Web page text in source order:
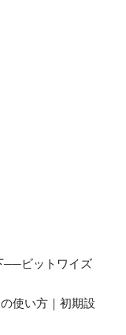
──ビットワイズ
使い方｜初期設